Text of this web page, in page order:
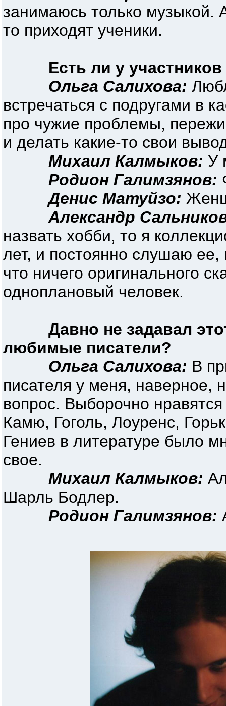
занимаюсь только музыкой.
то приходят ученики.
Есть ли у
Ольга Салихова:
встречаться с подругами в
про чужие проблемы,
и делать какие-то свои
Михаил Калмыков: У
Родион Галимзянов:
Денис Матуйзо:
Александр
назвать хобби, то я
лет, и постоянно слушаю ее,
что ничего оригинального
одноплановый человек.
Давно не задавал
любимые писатели?
Ольга Салихова: В
писателя у меня, наверное,
вопрос. Выборочно
Камю, Гоголь, Лоуренс,
Гениев в литературе было
свое.
Михаил Калмыков:
Шарль Бодлер.
Родион Галимзянов: